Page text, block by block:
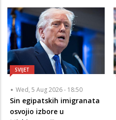
SVIJET
Wed, 5 Aug 2026 - 18:50
Sin egipatskih imigranata
osvojio izbore u